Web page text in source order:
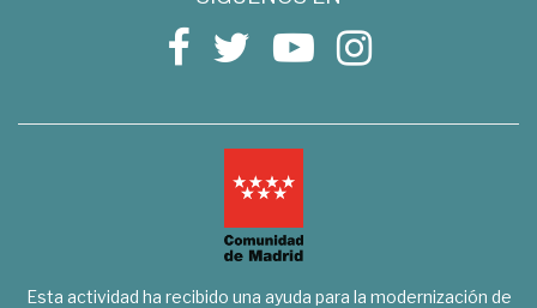
Esta actividad ha recibido una ayuda para la modernización de